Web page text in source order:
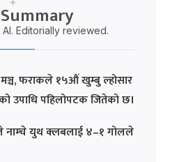
Editorially reviewed.
मञ्च, फराकले १५औं खुम्बु ल्होसार
उपाधि पहिलोपटक जितेको छ।
नाम्चे युथ क्लबलाई ४–१ गोलले